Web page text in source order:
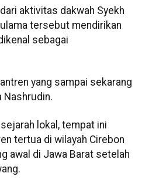
aktivitas dakwah Syekh
tersebut mendirikan
sebagai
yang sampai sekarang
Nashrudin.
lokal, tempat ini
tertua di wilayah Cirebon
awal di Jawa Barat setelah